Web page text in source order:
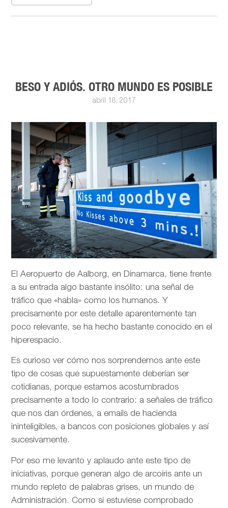
BESO Y ADIÓS. OTRO MUNDO ES POSIBLE
abril 18, 2017
El Aeropuerto de Aalborg, en Dinamarca, tiene frente
a su entrada algo bastante insólito: una señal de
tráfico que «habla» como los humanos. Y
precisamente por este detalle aparentemente tan
poco relevante, se ha hecho bastante conocido en el
hiperespacio.
Es curioso ver cómo nos sorprendemos ante este
tipo de cosas que supuestamente deberían ser
cotidianas, porque estamos acostumbrados
precisamente a todo lo contrario: a señales de tráfico
que nos dan órdenes, a emails de hacienda
ininteligibles, a bancos con posiciones globales y así
sucesivamente.
Por eso me levanto y aplaudo ante este tipo de
iniciativas, porque generan algo de arcoíris ante un
mundo repleto de palabras grises, un mundo de
Administración. Como si estuviese comprobado